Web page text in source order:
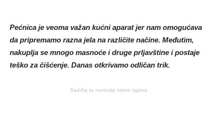
Pećnica je veoma važan kućni aparat jer nam omogućava
da pripremamo razna jela na različite načine. Međutim,
nakuplja se mnogo masnoće i druge prljavštine i postaje
teško za čišćenje. Danas otkrivamo odličan trik.
Sadržaj se nastavlja nakon oglasa